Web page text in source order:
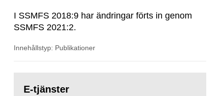
I SSMFS 2018:9 har ändringar förts in genom
SSMFS 2021:2.
Innehållstyp: Publikationer
sida:E-tjänster